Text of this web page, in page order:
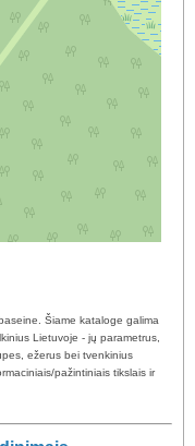
Šiame kataloge galima
Lietuvoje - jų parametrus,
ežerus bei tvenkinius
pažintiniais tikslais ir